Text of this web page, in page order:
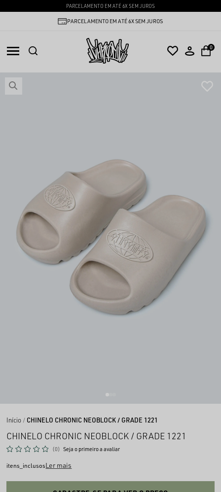
PARCELAMENTO EM ATÉ 6X SEM JUROS
PARCELAMENTO EM ATÉ 6X SEM JUROS
0
Início CHINELO CHRONIC NEOBLOCK / GRADE 1221
CHINELO CHRONIC NEOBLOCK / GRADE 1221
(0) Seja o primeiro a avaliar
itens_inclusosLer mais